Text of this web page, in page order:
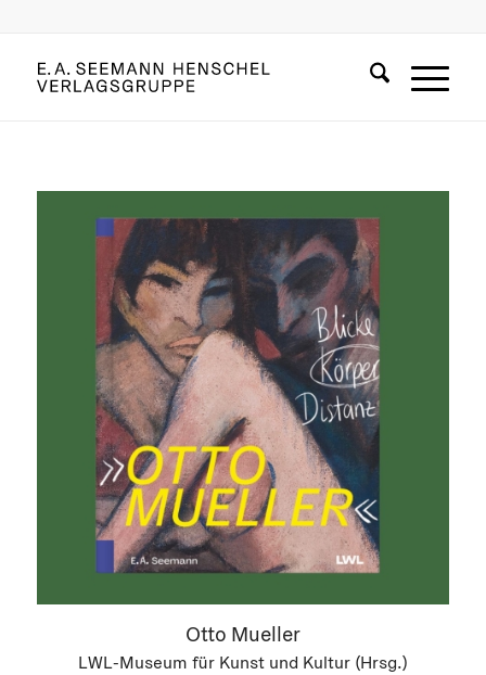
Otto Mueller
LWL-Museum für Kunst und Kultur (Hrsg.)